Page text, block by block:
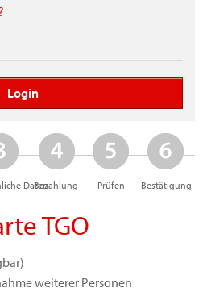
Daten
Bezahlung Prüfen Bestätigung
TGO
weiterer Personen